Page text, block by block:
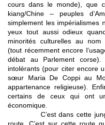
cours dans le monde), que
kiang/Chine – peuples
simplement les impérialismes
yeux tout aussi odieux
minorités culturelles au nom
(tout récemment encore
débat au Parlement
intolérants (pour citer encore
sœur Maria De Coppi au
appartenance religieuse).
certains de ceux qui ont
économique.
C’est dans cette jungle